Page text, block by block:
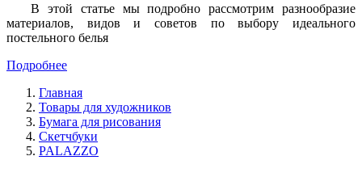
В этой статье мы подробно рассмотрим разнообразие
материалов, видов и советов по выбору идеального
постельного белья
Подробнее
Главная
Товары для художников
Бумага для рисования
Скетчбуки
PALAZZO